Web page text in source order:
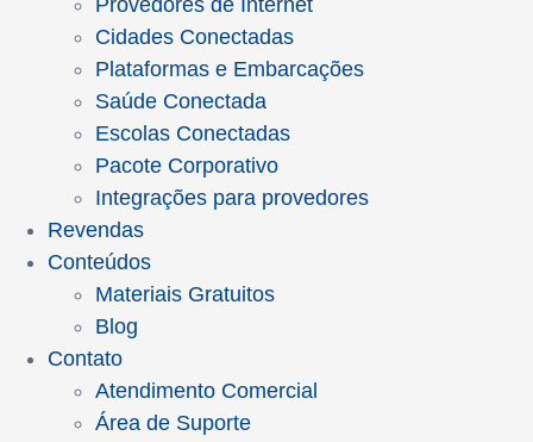
Provedores de Internet
Cidades Conectadas
Plataformas e Embarcações
Saúde Conectada
Escolas Conectadas
Pacote Corporativo
Integrações para provedores
Revendas
Conteúdos
Materiais Gratuitos
Blog
Contato
Atendimento Comercial
Área de Suporte